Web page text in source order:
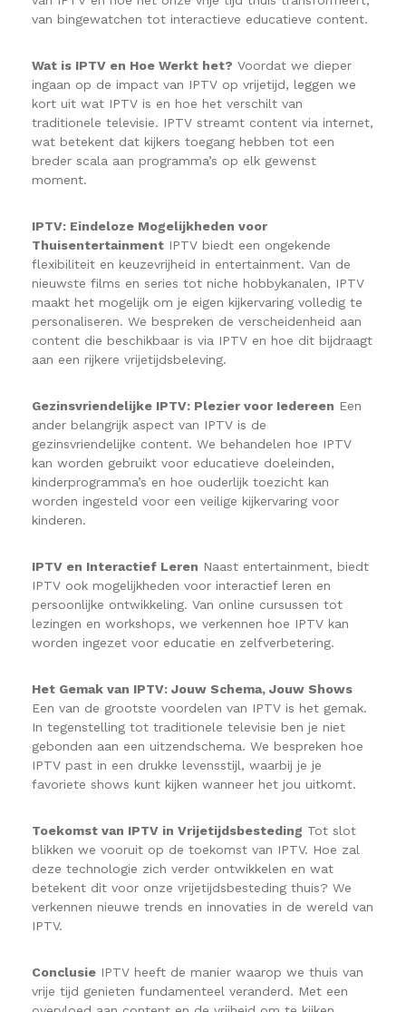
van bingewatchen tot interactieve educatieve content.
Wat is IPTV en Hoe Werkt het? Voordat we dieper
ingaan op de impact van IPTV op vrijetijd, leggen we
kort uit wat IPTV is en hoe het verschilt van
traditionele televisie. IPTV streamt content via internet,
wat betekent dat kijkers toegang hebben tot een
breder scala aan programma’s op elk gewenst
moment.
IPTV: Eindeloze Mogelijkheden voor
Thuisentertainment IPTV biedt een ongekende
flexibiliteit en keuzevrijheid in entertainment. Van de
nieuwste films en series tot niche hobbykanalen, IPTV
maakt het mogelijk om je eigen kijkervaring volledig te
personaliseren. We bespreken de verscheidenheid aan
content die beschikbaar is via IPTV en hoe dit bijdraagt
aan een rijkere vrijetijdsbeleving.
Gezinsvriendelijke IPTV: Plezier voor Iedereen Een
ander belangrijk aspect van IPTV is de
gezinsvriendelijke content. We behandelen hoe IPTV
kan worden gebruikt voor educatieve doeleinden,
kinderprogramma’s en hoe ouderlijk toezicht kan
worden ingesteld voor een veilige kijkervaring voor
kinderen.
IPTV en Interactief Leren Naast entertainment, biedt
IPTV ook mogelijkheden voor interactief leren en
persoonlijke ontwikkeling. Van online cursussen tot
lezingen en workshops, we verkennen hoe IPTV kan
worden ingezet voor educatie en zelfverbetering.
Het Gemak van IPTV: Jouw Schema, Jouw Shows
Een van de grootste voordelen van IPTV is het gemak.
In tegenstelling tot traditionele televisie ben je niet
gebonden aan een uitzendschema. We bespreken hoe
IPTV past in een drukke levensstijl, waarbij je je
favoriete shows kunt kijken wanneer het jou uitkomt.
Toekomst van IPTV in Vrijetijdsbesteding Tot slot
blikken we vooruit op de toekomst van IPTV. Hoe zal
deze technologie zich verder ontwikkelen en wat
betekent dit voor onze vrijetijdsbesteding thuis? We
verkennen nieuwe trends en innovaties in de wereld van
IPTV.
Conclusie IPTV heeft de manier waarop we thuis van
vrije tijd genieten fundamenteel veranderd. Met een